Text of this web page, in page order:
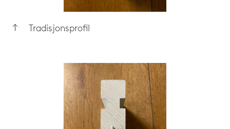
Tradisjonsprofil